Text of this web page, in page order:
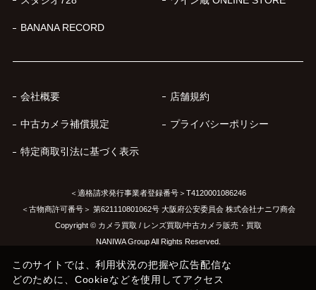
BANANA RECORD
会社概要 店舗規約
中古カメラ補償規定 プライバシーポリシー
特定商取引法に基づく表示
＜適格請求発行事業者登録番号＞T4120001086246
＜古物商許可番号＞ 第621110801062号 大阪府公安委員会 株式会社ナニワ商会
Copyright © カメラ買取 / レンズ買取/中古カメラ販売・買取
NANIWA Group All Rights Reserved.
このサイトでは、利用状況の把握や広告配信な
どのために、Cookieなどを使用してアクセス